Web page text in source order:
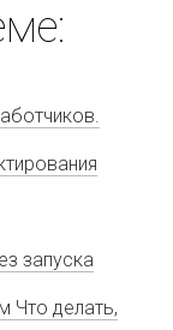
запуска
Что делать,